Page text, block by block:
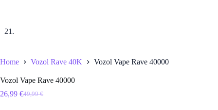
Home Vozol Rave 40K Vozol Vape Rave 40000
Vozol Vape Rave 40000
49,99€
Ursprünglicher
26,99 €Aktueller